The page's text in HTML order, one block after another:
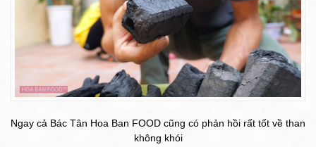
Ngay cả Bác Tân Hoa Ban FOOD cũng có phản hồi rất tốt về than
không khói